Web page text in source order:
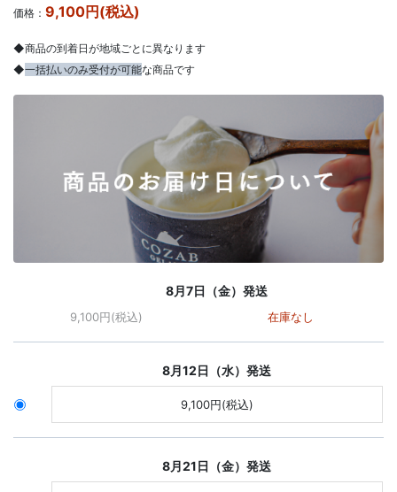
価格： 9,100円(税込)
◆商品の到着日が地域ごとに異なります
◆一括払いのみ受付が可能な商品です
8月7日（金）発送
9,100円(税込) 在庫なし
8月12日（水）発送
9,100円(税込)
8月21日（金）発送